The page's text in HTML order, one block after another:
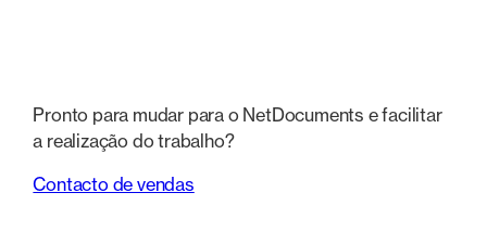
Pronto para mudar para o NetDocuments e facilitar
a realização do trabalho?
Contacto de vendas